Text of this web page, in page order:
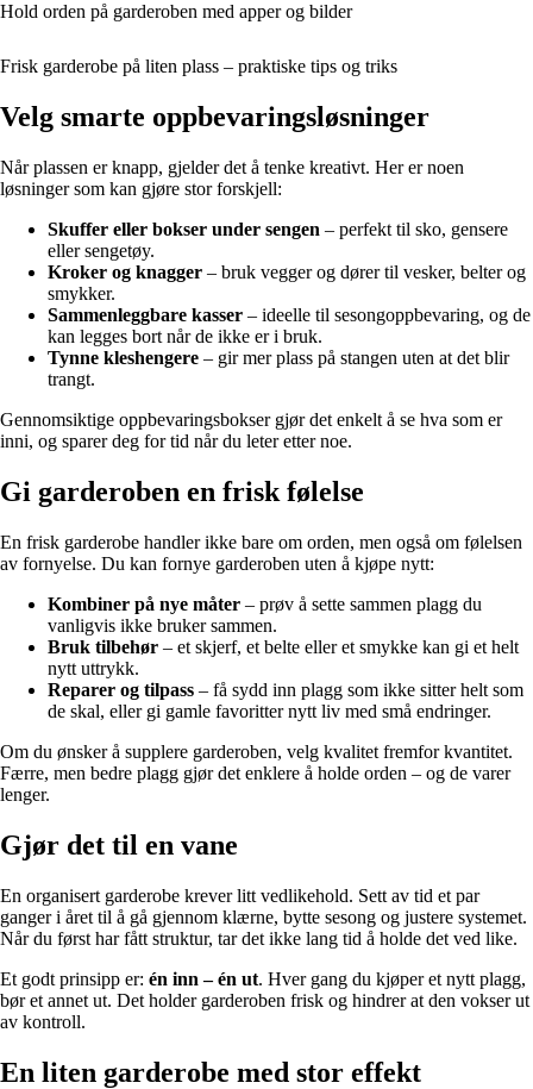
Hold orden på garderoben med apper og bilder
Frisk garderobe på liten plass – praktiske tips og triks
Velg smarte oppbevaringsløsninger
Når plassen er knapp, gjelder det å tenke kreativt. Her er noen
løsninger som kan gjøre stor forskjell:
Skuffer eller bokser under sengen – perfekt til sko, gensere
eller sengetøy.
Kroker og knagger – bruk vegger og dører til vesker, belter og
smykker.
Sammenleggbare kasser – ideelle til sesongoppbevaring, og de
kan legges bort når de ikke er i bruk.
Tynne kleshengere – gir mer plass på stangen uten at det blir
trangt.
Gennomsiktige oppbevaringsbokser gjør det enkelt å se hva som er
inni, og sparer deg for tid når du leter etter noe.
Gi garderoben en frisk følelse
En frisk garderobe handler ikke bare om orden, men også om følelsen
av fornyelse. Du kan fornye garderoben uten å kjøpe nytt:
Kombiner på nye måter – prøv å sette sammen plagg du
vanligvis ikke bruker sammen.
Bruk tilbehør – et skjerf, et belte eller et smykke kan gi et helt
nytt uttrykk.
Reparer og tilpass – få sydd inn plagg som ikke sitter helt som
de skal, eller gi gamle favoritter nytt liv med små endringer.
Om du ønsker å supplere garderoben, velg kvalitet fremfor kvantitet.
Færre, men bedre plagg gjør det enklere å holde orden – og de varer
lenger.
Gjør det til en vane
En organisert garderobe krever litt vedlikehold. Sett av tid et par
ganger i året til å gå gjennom klærne, bytte sesong og justere systemet.
Når du først har fått struktur, tar det ikke lang tid å holde det ved like.
Et godt prinsipp er: én inn – én ut. Hver gang du kjøper et nytt plagg,
bør et annet ut. Det holder garderoben frisk og hindrer at den vokser ut
av kontroll.
En liten garderobe med stor effekt